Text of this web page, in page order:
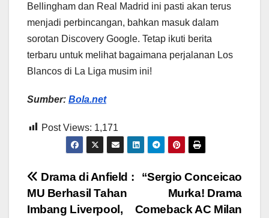
Bellingham dan Real Madrid ini pasti akan terus
menjadi perbincangan, bahkan masuk dalam
sorotan Discovery Google. Tetap ikuti berita
terbaru untuk melihat bagaimana perjalanan Los
Blancos di La Liga musim ini!
Sumber: Bola.net
Post Views: 1,171
Post
navigation
“Sergio Conceicao
Murka! Drama
Comeback AC Milan
Drama di Anfield :
MU Berhasil Tahan
Imbang Liverpool,